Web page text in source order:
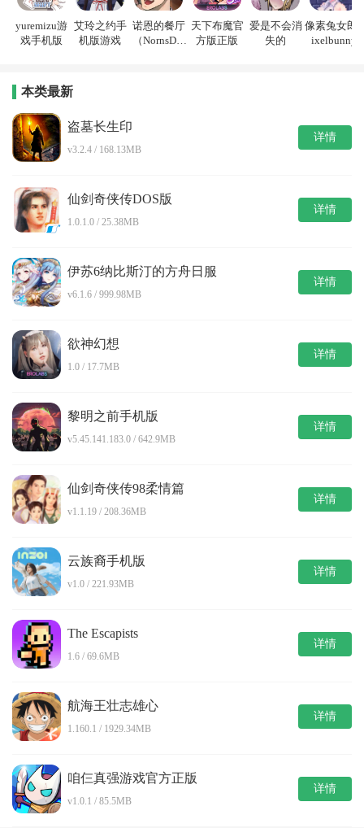
yuremizu游
戏手机版
艾玲之约手
机版游戏
诺恩的餐厅
（NornsDin
天下布魔官
方版正版
爱是不会消
失的
像素兔女郎p
ixelbunny
本类最新
盗墓长生印
v3.2.4 / 168.13MB
详情
仙剑奇侠传DOS版
1.0.1.0 / 25.38MB
详情
伊苏6纳比斯汀的方舟日服
v6.1.6 / 999.98MB
详情
欲神幻想
1.0 / 17.7MB
详情
黎明之前手机版
v5.45.141.183.0 / 642.9MB
详情
仙剑奇侠传98柔情篇
v1.1.19 / 208.36MB
详情
云族裔手机版
v1.0 / 221.93MB
详情
The Escapists
1.6 / 69.6MB
详情
航海王壮志雄心
1.160.1 / 1929.34MB
详情
咱仨真强游戏官方正版
v1.0.1 / 85.5MB
详情